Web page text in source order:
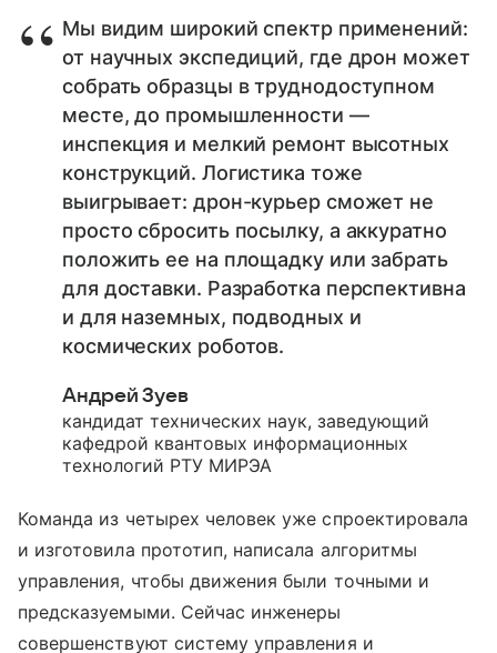
Мы видим широкий спектр применений:
от научных экспедиций, где дрон может
собрать образцы в труднодоступном
месте, до промышленности —
инспекция и мелкий ремонт высотных
конструкций. Логистика тоже
выигрывает: дрон-курьер сможет не
просто сбросить посылку, а аккуратно
положить ее на площадку или забрать
для доставки. Разработка перспективна
и для наземных, подводных и
космических роботов.
Андрей Зуев
кандидат технических наук, заведующий
кафедрой квантовых информационных
технологий РТУ МИРЭА
Команда из четырех человек уже спроектировала
и изготовила прототип, написала алгоритмы
управления, чтобы движения были точными и
предсказуемыми. Сейчас инженеры
совершенствуют систему управления и